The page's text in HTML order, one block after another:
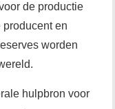
de productie
en
worden
hulpbron voor